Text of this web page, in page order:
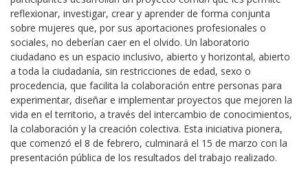
reflexionar, investigar, crear y aprender de forma conjunta
sobre mujeres que, por sus aportaciones profesionales o
sociales, no deberían caer en el olvido. Un laboratorio
ciudadano es un espacio inclusivo, abierto y horizontal, abierto
a toda la ciudadanía, sin restricciones de edad, sexo o
procedencia, que facilita la colaboración entre personas para
experimentar, diseñar e implementar proyectos que mejoren la
vida en el territorio, a través del intercambio de conocimientos,
la colaboración y la creación colectiva. Esta iniciativa pionera,
que comenzó el 8 de febrero, culminará el 15 de marzo con la
presentación pública de los resultados del trabajo realizado.